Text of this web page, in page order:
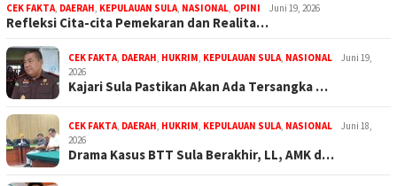
CEK FAKTA, DAERAH, KEPULAUAN SULA, NASIONAL, OPINI Juni 19, 2026
Refleksi Cita-cita Pemekaran dan Realita…
CEK FAKTA, DAERAH, HUKRIM, KEPULAUAN SULA, NASIONAL
Juni 19,
2026
Kajari Sula Pastikan Akan Ada Tersangka …
CEK FAKTA, DAERAH, HUKRIM, KEPULAUAN SULA, NASIONAL
Juni 18,
2026
Drama Kasus BTT Sula Berakhir, LL, AMK d…